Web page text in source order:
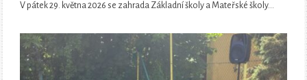
V pátek 29. května 2026 se zahrada Základní školy a Mateřské školy…